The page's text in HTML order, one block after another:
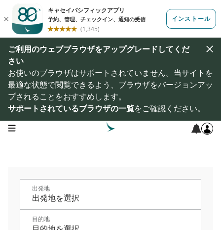
ご利用のウェブブラウザをアップグレードしてくだ
さい
お使いのブラウザはサポートされていません。当サイトを
最適な状態で閲覧できるよう、ブラウザをバージョンアッ
プされることをおすすめします。
サポートされているブラウザの一覧をご確認ください。
open navigation menu
出発地
目的地